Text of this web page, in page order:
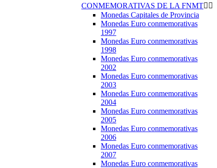
CONMEMORATIVAS DE LA FNMT 
Monedas Capitales de Provincia
Monedas Euro conmemorativas
1997
Monedas Euro conmemorativas
1998
Monedas Euro conmemorativas
2002
Monedas Euro conmemorativas
2003
Monedas Euro conmemorativas
2004
Monedas Euro conmemorativas
2005
Monedas Euro conmemorativas
2006
Monedas Euro conmemorativas
2007
Monedas Euro conmemorativas